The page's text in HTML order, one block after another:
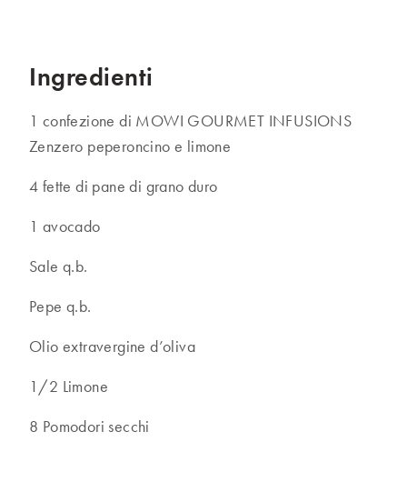
Ingredienti
1 confezione di MOWI GOURMET INFUSIONS
Zenzero peperoncino e limone
4 fette di pane di grano duro
1 avocado
Sale q.b.
Pepe q.b.
Olio extravergine d’oliva
1/2 Limone
8 Pomodori secchi